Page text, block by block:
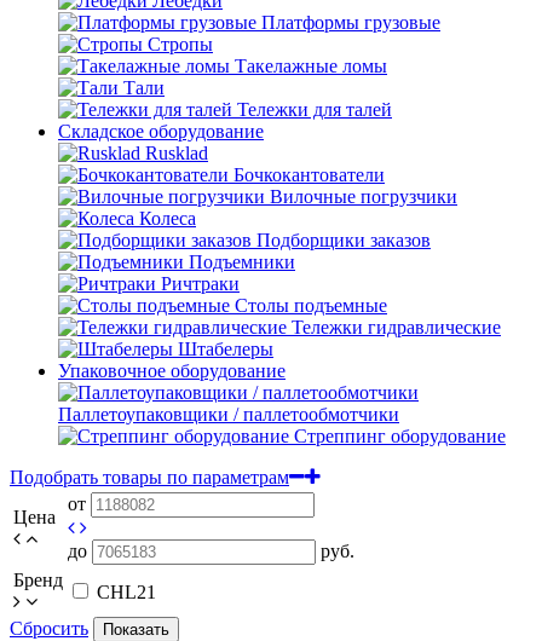
Платформы грузовые
Стропы
Такелажные ломы
Тали
Тележки для талей
Складское оборудование
Rusklad
Бочкокантователи
Вилочные погрузчики
Колеса
Подборщики заказов
Подъемники
Ричтраки
Столы подъемные
Тележки гидравлические
Штабелеры
Упаковочное оборудование
Паллетоупаковщики / паллетообмотчики
Стреппинг оборудование
Подобрать товары по параметрам
Цена
от
до
руб.
Бренд
CHL21
Сбросить
Показать